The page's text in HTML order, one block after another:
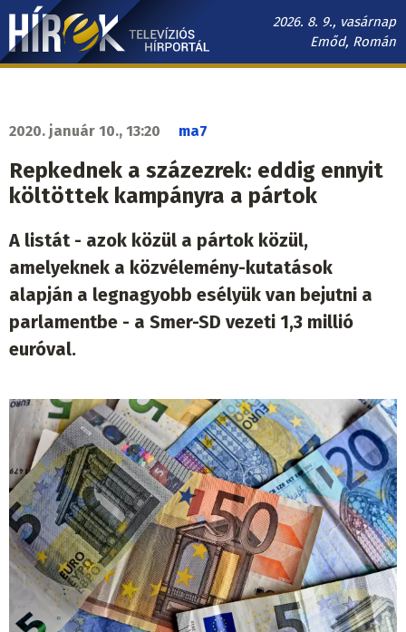
Ugrás
tartalomra
2026. 8. 9., vasárnap
Emőd, Román
Hírek.sk
navigáció
2020. január 10., 13:20 ma7
Repkednek a százezrek: eddig ennyit
költöttek kampányra a pártok
A listát - azok közül a pártok közül,
amelyeknek a közvélemény-kutatások
alapján a legnagyobb esélyük van bejutni a
parlamentbe - a Smer-SD vezeti 1,3 millió
euróval.